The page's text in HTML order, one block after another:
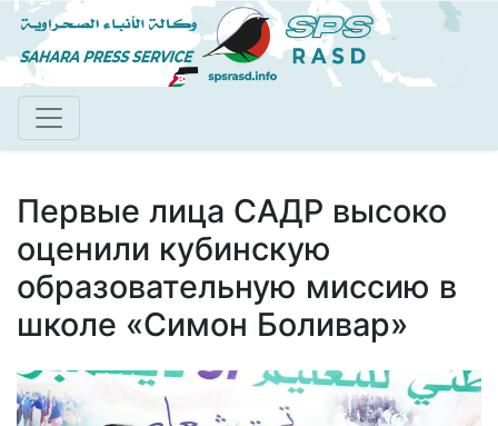
Перейти
к
основному
Первые лица САДР высоко
оценили кубинскую
образовательную миссию в
школе «Симон Боливар»